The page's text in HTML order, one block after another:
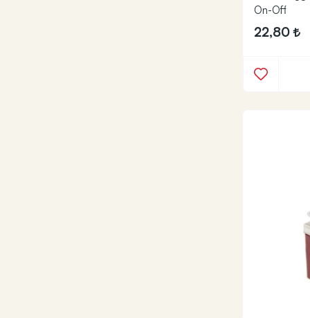
On-Off
22,80